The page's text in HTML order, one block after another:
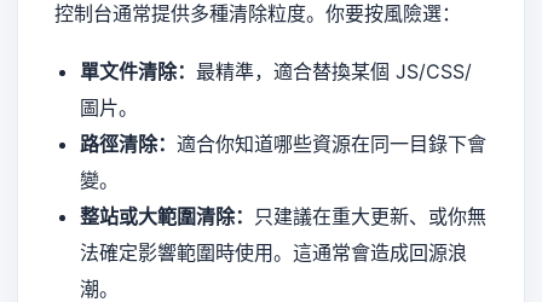
控制台通常提供多種清除粒度。你要按風險選：
單文件清除： 最精準，適合替換某個 JS/CSS/
圖片。
路徑清除： 適合你知道哪些資源在同一目錄下會
變。
整站或大範圍清除： 只建議在重大更新、或你無
法確定影響範圍時使用。這通常會造成回源浪
潮。